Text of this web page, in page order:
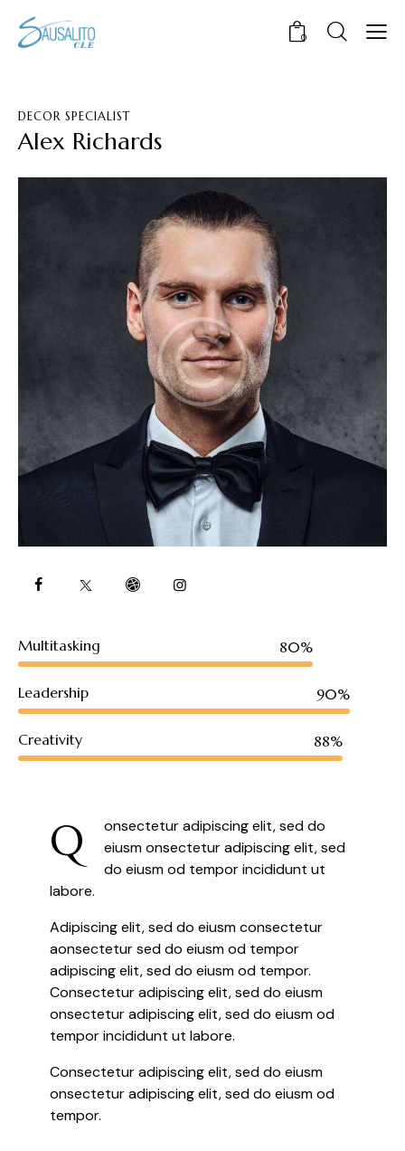
0
DECOR SPECIALIST
Alex Richards
Multitasking 80%
Leadership 90%
Creativity 88%
Q
onsectetur adipiscing elit, sed do
eiusm onsectetur adipiscing elit, sed
do eiusm od tempor incididunt ut
labore.
Adipiscing elit, sed do eiusm consectetur
aonsectetur sed do eiusm od tempor
adipiscing elit, sed do eiusm od tempor.
Consectetur adipiscing elit, sed do eiusm
onsectetur adipiscing elit, sed do eiusm od
tempor incididunt ut labore.
Consectetur adipiscing elit, sed do eiusm
onsectetur adipiscing elit, sed do eiusm od
tempor.